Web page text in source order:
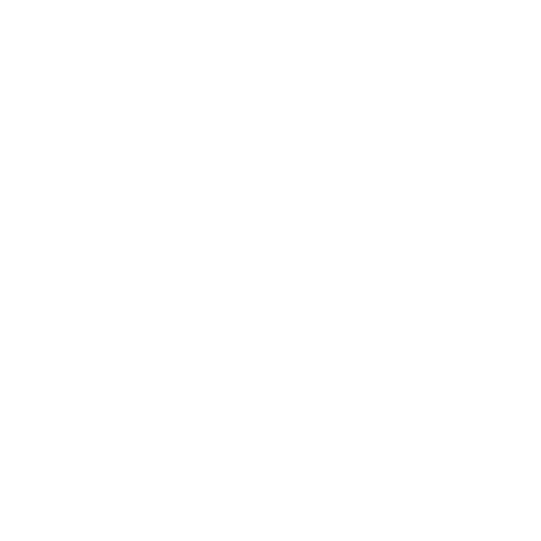
personalizate contribuie la consolidarea unei imagini